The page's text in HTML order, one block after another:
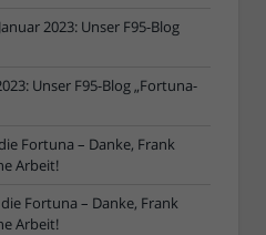
2023: Unser F95-Blog
Unser F95-Blog „Fortuna-
Fortuna – Danke, Frank
Arbeit!
Fortuna – Danke, Frank
Arbeit!